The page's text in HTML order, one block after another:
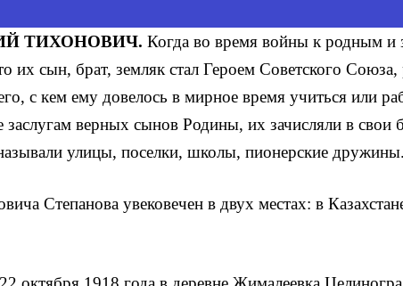
ТИХОНОВИЧ. Когда во время войны к родным и
их сын, брат, земляк стал Ге­роем Советского Союза,
с кем ему довелось в мирное время учить­ся или
верных сынов Родины, их зачисляли в свои
улицы, поселки, школы, пионер­ские дружины.
Степанова увековечен в двух ме­стах: в